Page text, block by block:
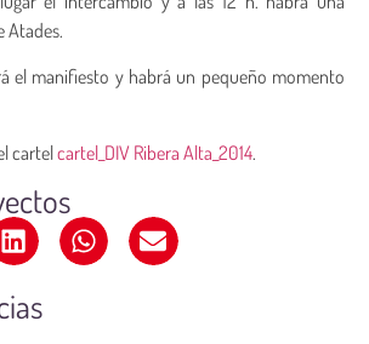
Atades.
el manifiesto y habrá un pequeño momento
cartelcartel_DIV Ribera Alta_2014.